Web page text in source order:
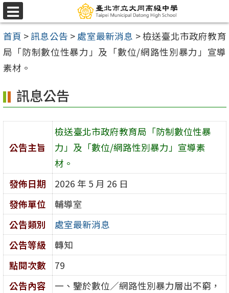
跳
至
主
要
內
區
選
單
首頁 >訊息公告 > 處室最新消息 >檢送臺北市政府教育
局「防制數位性暴力」及「數位/網路性別暴力」宣導
素材。
訊息公告
公告主旨
檢送臺北市政府教育局「防制數位性暴
力」及「數位/網路性別暴力」宣導素
材。
發佈日期
2026 年 5 月 26 日
發佈單位
輔導室
公告類別
處室最新消息
公告等級
轉知
點閱次數
79
公告內容
一、鑒於數位／網路性別暴力層出不窮，